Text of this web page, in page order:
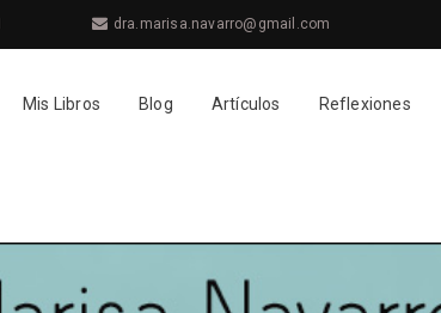
dra.marisa.navarro@gmail.com
Mis Libros Blog Artículos Reflexiones